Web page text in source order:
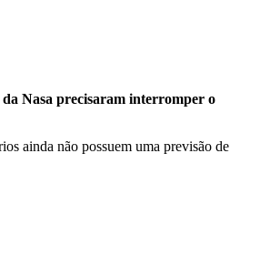
da Nasa precisaram interromper o
ainda não possuem uma previsão de